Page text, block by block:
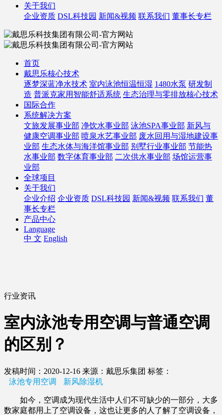
关于我们
企业资质 DSL科技园 新闻&视频 联系我们 董事长专栏
首页
戴思乐核心技术
逐梦深蓝净水技术 室内泳池恒温恒湿 1480水泵 研发制
造 普派克家用智能舒适系统 生态治理与零排放核心技术
国际合作
系统解决方案
文旅发展事业部 净饮水事业部 泳池SPA事业部 新风与
健康空调事业部 喷泉水艺事业部 废水回用与湿地建设事
业部 生态水体与海洋馆事业部 别墅行业事业部 节能热
水事业部 数字体育事业部 二次供水事业部 场馆运营事
业部
全球项目
关于我们
企业介绍 企业资质 DSL科技园 新闻&视频 联系我们 董
事长专栏
产品中心
Language
中 文 English
行业资讯
室内泳池专用空调与普通空调
的区别？
发稿时间：2020-12-16 来源：戴思乐集团 标签：
泳池专用空调
新风除湿机
如今，空调成为现代生活中人们不可缺少的一部分，大多
数家庭都用上了空调设备，这也让更多的人了解了空调设备，